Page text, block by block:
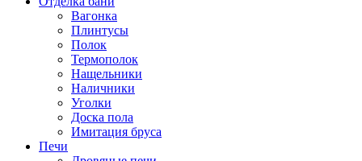
Вагонка
Плинтусы
Полок
Термополок
Нащельники
Наличники
Уголки
Доска пола
Имитация бруса
Печи